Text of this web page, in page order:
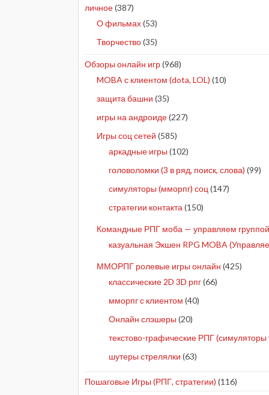
личное(387)
О фильмах(53)
Творчество(35)
Обзоры онлайн игр(968)
MOBA с клиентом (dota, LOL) (10)
защита башни (35)
игры на андроиде(227)
Игры соц сетей (585)
аркадные игры (102)
головоломки (3 в ряд, поиск, слова) (99)
симуляторы (мморпг) соц(147)
стратегии контакта(150)
Командные РПГ моба — управляем группой
казуальная Экшен RPG MOBA
ММОРПГ ролевые игры онлайн (425)
классические 2D 3D рпг(66)
мморпг с клиентом (40)
Онлайн слэшеры (20)
текстово-графические РПГ
шутеры стрелялки (63)
Пошаговые Игры (РПГ, стратегии) (116)